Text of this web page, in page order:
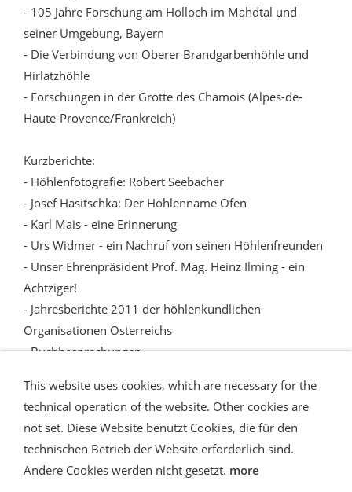
- 105 Jahre Forschung am Hölloch im Mahdtal und
seiner Umgebung, Bayern
- Die Verbindung von Oberer Brandgarbenhöhle und
Hirlatzhöhle
- Forschungen in der Grotte des Chamois (Alpes-de-
Haute-Provence/Frankreich)
Kurzberichte:
- Höhlenfotografie: Robert Seebacher
- Josef Hasitschka: Der Höhlenname Ofen
- Karl Mais - eine Erinnerung
- Urs Widmer - ein Nachruf von seinen Höhlenfreunden
- Unser Ehrenpräsident Prof. Mag. Heinz Ilming - ein
Achtziger!
- Jahresberichte 2011 der höhlenkundlichen
Organisationen Österreichs
- Buchbesprechungen
Shipping and Payment
AGB / Terms
Widerrufsrecht
Datenschutz
Verbraucherhinweise
Contact us
This website uses cookies, which are necessary for the
technical operation of the website. Other cookies are
not set. Diese Website benutzt Cookies, die für den
technischen Betrieb der Website erforderlich sind.
Andere Cookies werden nicht gesetzt. more